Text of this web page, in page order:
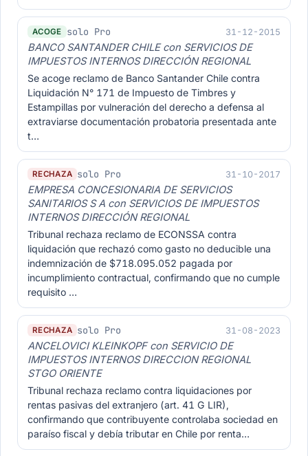
ACOGE solo Pro 31-12-2015
BANCO SANTANDER CHILE con SERVICIOS DE
IMPUESTOS INTERNOS DIRECCIÓN REGIONAL
Se acoge reclamo de Banco Santander Chile contra
Liquidación N° 171 de Impuesto de Timbres y
Estampillas por vulneración del derecho a defensa al
extraviarse documentación probatoria presentada ante
t…
RECHAZA solo Pro 31-10-2017
EMPRESA CONCESIONARIA DE SERVICIOS
SANITARIOS S A con SERVICIOS DE IMPUESTOS
INTERNOS DIRECCIÓN REGIONAL
Tribunal rechaza reclamo de ECONSSA contra
liquidación que rechazó como gasto no deducible una
indemnización de $718.095.052 pagada por
incumplimiento contractual, confirmando que no cumple
requisito …
RECHAZA solo Pro 31-08-2023
ANCELOVICI KLEINKOPF con SERVICIO DE
IMPUESTOS INTERNOS DIRECCION REGIONAL
STGO ORIENTE
Tribunal rechaza reclamo contra liquidaciones por
rentas pasivas del extranjero (art. 41 G LIR),
confirmando que contribuyente controlaba sociedad en
paraíso fiscal y debía tributar en Chile por renta…